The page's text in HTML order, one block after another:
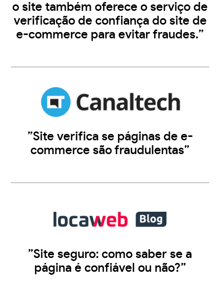
o site também oferece o serviço de
verificação de confiança do site de
e-commerce para evitar fraudes.”
”Site verifica se páginas de e-
commerce são fraudulentas”
”Site seguro: como saber se a
página é confiável ou não?”